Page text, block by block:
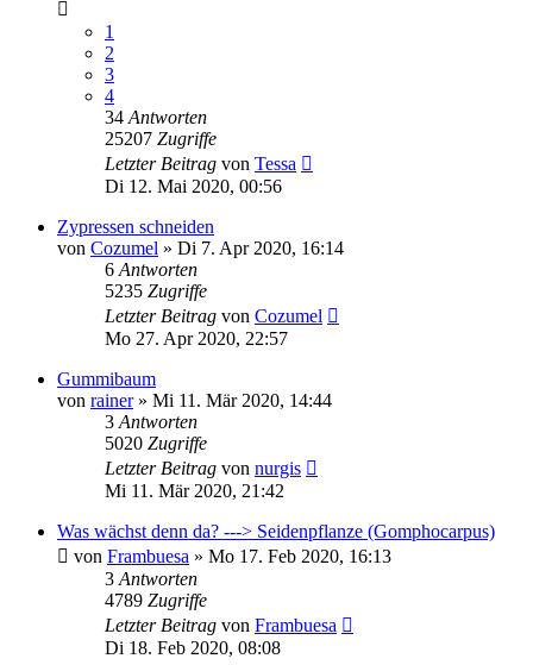
1
2
3
4
34 Antworten
25207 Zugriffe
Letzter Beitrag von Tessa
Di 12. Mai 2020, 00:56
Zypressen schneiden
von Cozumel » Di 7. Apr 2020, 16:14
6 Antworten
5235 Zugriffe
Letzter Beitrag von Cozumel
Mo 27. Apr 2020, 22:57
Gummibaum
von rainer» Mi 11. Mär 2020, 14:44
3 Antworten
5020 Zugriffe
Letzter Beitrag von nurgis
Mi 11. Mär 2020, 21:42
Was wächst denn da? ---> Seidenpflanze (Gomphocarpus)
von Frambuesa » Mo 17. Feb 2020, 16:13
3 Antworten
4789 Zugriffe
Letzter Beitrag von Frambuesa
Di 18. Feb 2020, 08:08